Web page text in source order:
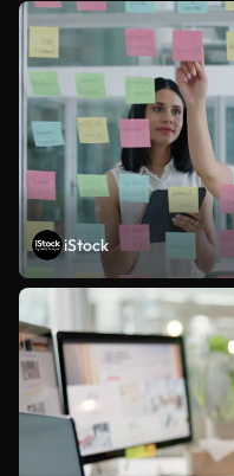
iStock